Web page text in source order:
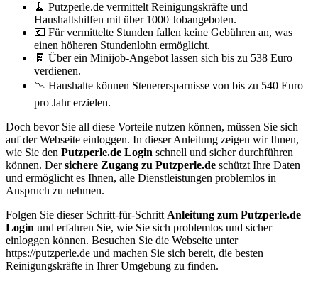
🧹 Putzperle.de vermittelt Reinigungskräfte und
Haushaltshilfen mit über 1000 Jobangeboten.
💶 Für vermittelte Stunden fallen keine Gebühren an, was
einen höheren Stundenlohn ermöglicht.
🧾 Über ein Minijob-Angebot lassen sich bis zu 538 Euro
verdienen.
📉 Haushalte können Steuerersparnisse von bis zu 540 Euro
pro Jahr erzielen.
Doch bevor Sie all diese Vorteile nutzen können, müssen Sie sich
auf der Webseite einloggen. In dieser Anleitung zeigen wir Ihnen,
wie Sie den Putzperle.de Login schnell und sicher durchführen
können. Dersichere Zugang zu Putzperle.de schützt Ihre Daten
und ermöglicht es Ihnen, alle Dienstleistungen problemlos in
Anspruch zu nehmen.
Folgen Sie dieser Schritt-für-Schritt Anleitung zum Putzperle.de
Login und erfahren Sie, wie Sie sich problemlos und sicher
einloggen können. Besuchen Sie die Webseite unter
https://putzperle.de und machen Sie sich bereit, die besten
Reinigungskräfte in Ihrer Umgebung zu finden.